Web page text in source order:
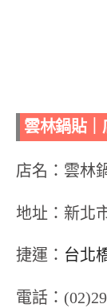
雲林鍋貼｜
店名：雲林
地址：新北
捷運： 台北
電話：